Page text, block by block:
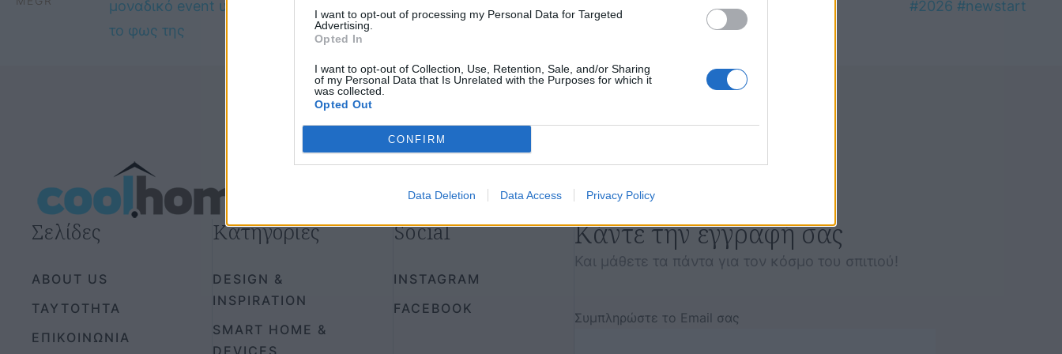
I want to opt-out of processing my Personal Data for Targeted
Advertising.
Opted In
I want to opt-out of Collection, Use, Retention, Sale, and/or Sharing
of my Personal Data that Is Unrelated with the Purposes for which it
was collected.
Opted Out
CONFIRM
Data Deletion Data Access Privacy Policy
Σελίδες
ABOUT US
ΤΑΥΤΟΤΗΤΑ
ΕΠΙΚΟΙΝΩΝΙΑ
Κατηγορίες
DESIGN &
INSPIRATION
SMART HOME &
DEVICES
Social
INSTAGRAM
FACEBOOK
Κάντε την εγγραφή σας
Και μάθετε τα πάντα για τον κόσμο του σπιτιού!
Συμπληρώστε το Email σας